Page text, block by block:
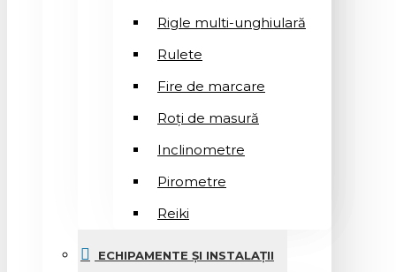
Rigle multi-unghiulară
Rulete
Fire de marcare
Roți de masură
Inclinometre
Pirometre
Reiki
ECHIPAMENTE ȘI INSTALAȚII